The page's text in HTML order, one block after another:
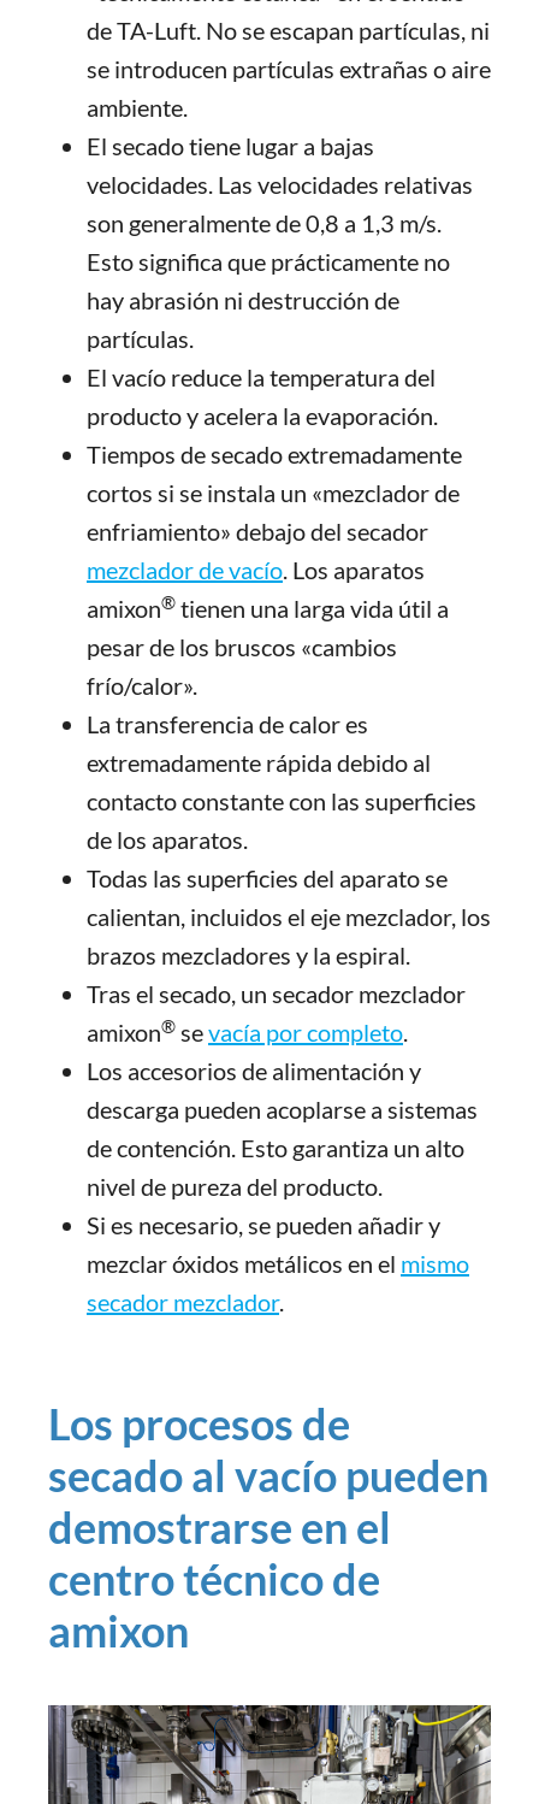
de TA-Luft. No se escapan partículas, ni
se introducen partículas extrañas o aire
ambiente.
El secado tiene lugar a bajas
velocidades. Las velocidades relativas
son generalmente de 0,8 a 1,3 m/s.
Esto significa que prácticamente no
hay abrasión ni destrucción de
partículas.
El vacío reduce la temperatura del
producto y acelera la evaporación.
Tiempos de secado extremadamente
cortos si se instala un «mezclador de
enfriamiento» debajo del secador
mezclador de vacío. Los aparatos
amixon® tienen una larga vida útil a
pesar de los bruscos «cambios
frío/calor».
La transferencia de calor es
extremadamente rápida debido al
contacto constante con las superficies
de los aparatos.
Todas las superficies del aparato se
calientan, incluidos el eje mezclador, los
brazos mezcladores y la espiral.
Tras el secado, un secador mezclador
amixon® sevacía por completo.
Los accesorios de alimentación y
descarga pueden acoplarse a sistemas
de contención. Esto garantiza un alto
nivel de pureza del producto.
Si es necesario, se pueden añadir y
mezclar óxidos metálicos en el mismo
secador mezclador.
Los procesos de
secado al vacío pueden
demostrarse en el
centro técnico de
amixon